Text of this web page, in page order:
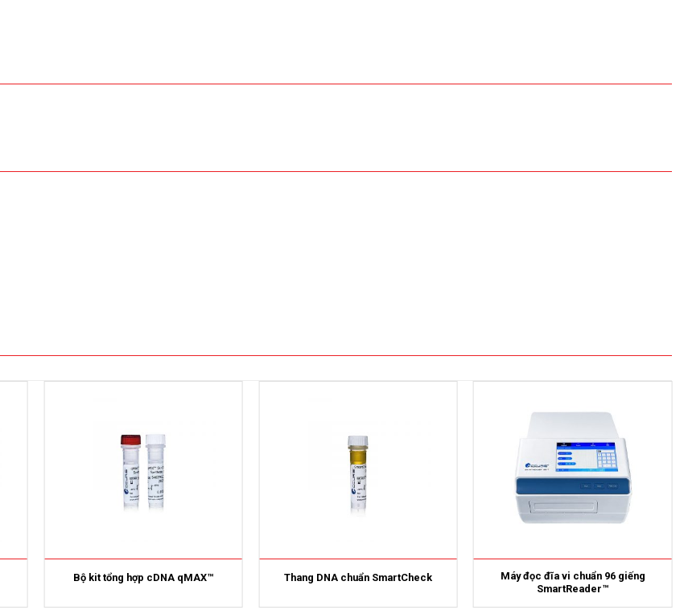
Bộ kit tổng hợp cDNA qMAX™ Thang DNA chuẩn SmartCheck
Máy đọc đĩa vi chuẩn 96 giếng
SmartReader™